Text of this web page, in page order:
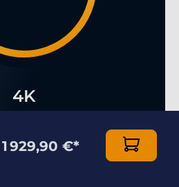
4K
1 929,90 €*